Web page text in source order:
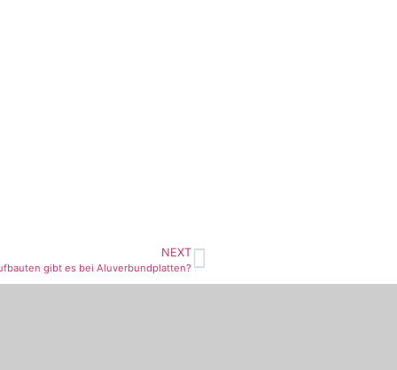
NEXT
gibt es bei Aluverbundplatten?